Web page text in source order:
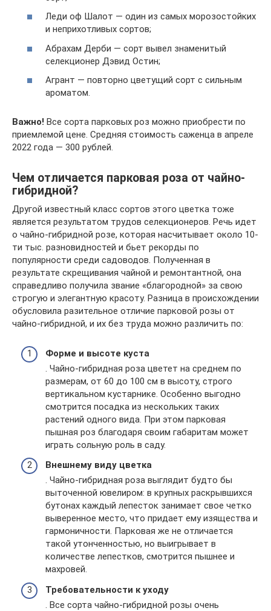
Леди оф Шалот — один из самых морозостойких
и неприхотливых сортов;
Абрахам Дерби — сорт вывел знаменитый
селекционер Дэвид Остин;
Агрант — повторно цветущий сорт с сильным
ароматом.
Важно! Все сорта парковых роз можно приобрести по
приемлемой цене. Средняя стоимость саженца в апреле
2022 года — 300 рублей.
Чем отличается парковая роза от чайно-
гибридной?
Другой известный класс сортов этого цветка тоже
является результатом трудов селекционеров. Речь идет
о чайно-гибридной розе, которая насчитывает около 10-
ти тыс. разновидностей и бьет рекорды по
популярности среди садоводов. Полученная в
результате скрещивания чайной и ремонтантной, она
справедливо получила звание «благородной» за свою
строгую и элегантную красоту. Разница в происхождении
обусловила разительное отличие парковой розы от
чайно-гибридной, и их без труда можно различить по:
Форме и высоте куста
. Чайно-гибридная роза цветет на среднем по
размерам, от 60 до 100 см в высоту, строго
вертикальном кустарнике. Особенно выгодно
смотрится посадка из нескольких таких
растений одного вида. При этом парковая
пышная роз благодаря своим габаритам может
играть сольную роль в саду.
Внешнему виду цветка
. Чайно-гибридная роза выглядит будто бы
выточенной ювелиром: в крупных раскрывшихся
бутонах каждый лепесток занимает свое четко
выверенное место, что придает ему изящества и
гармоничности. Парковая же не отличается
такой утонченностью, но выигрывает в
количестве лепестков, смотрится пышнее и
махровей.
Требовательности к уходу
. Все сорта чайно-гибридной розы очень